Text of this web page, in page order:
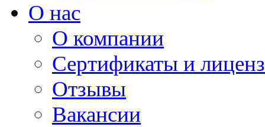
О нас
О компании
Сертификаты и
Отзывы
Вакансии